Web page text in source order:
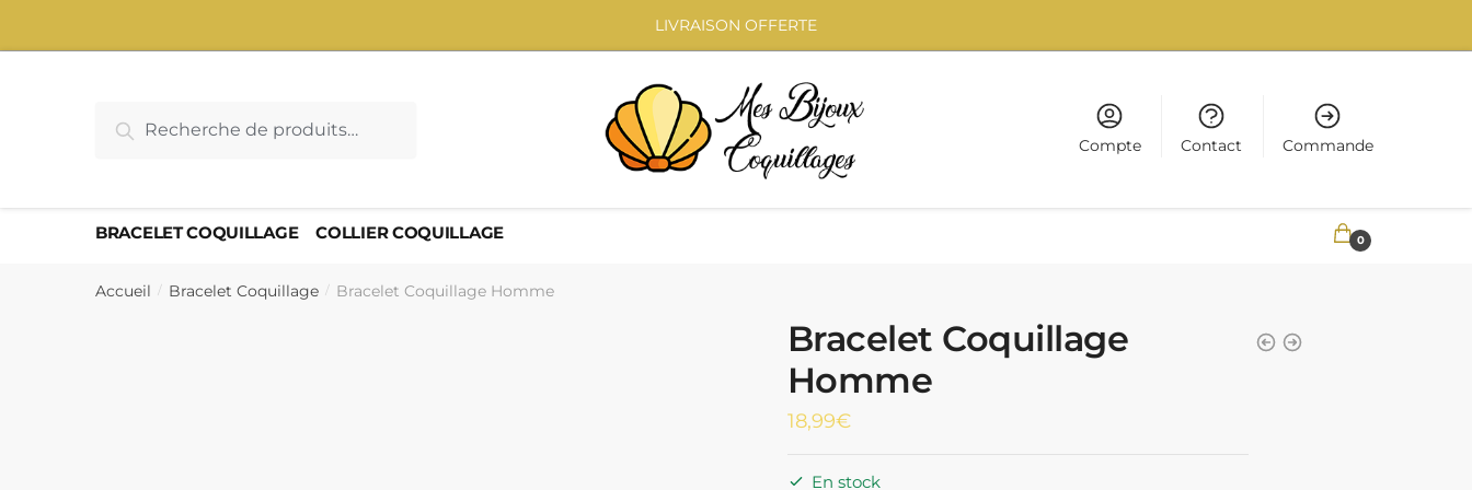
LIVRAISON OFFERTE
pour :
Recherche
Compte Contact Commande
BRACELET COQUILLAGE COLLIER COQUILLAGE 0
Accueil / Bracelet Coquillage / Bracelet Coquillage Homme
Bracelet Coquillage
Homme
18,99€
En stock